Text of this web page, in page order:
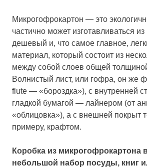
Микрогофрокартон — это
частично может изготавливаться
дешевый и, что самое главное,
материал, который состоит из
между собой слоев общей
Волнистый лист, или гофра, он же
flute — «бороздка»), с внутренней
гладкой бумагой — лайнером (от
«облицовка»), а с внешней покрыт
примеру, крафтом.
Коробка из микрогофрокартона
небольшой набор посуды, книг